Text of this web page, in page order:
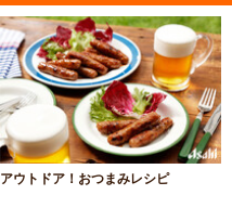
アウトドア！おつまみレシピ